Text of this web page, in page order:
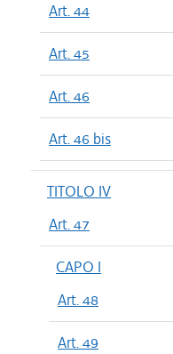
Art. 44
Art. 45
Art. 46
Art. 46 bis
TITOLO IV
Art. 47
CAPO I
Art. 48
Art. 49